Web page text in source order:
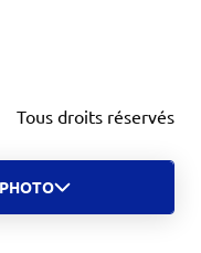
Tous droits réservés